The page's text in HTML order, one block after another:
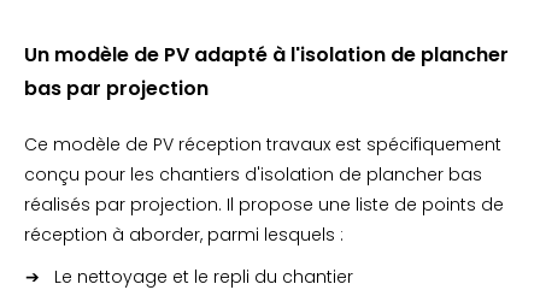
Un modèle de PV adapté à l'isolation de plancher
bas par projection
Ce modèle de PV réception travaux est spécifiquement
conçu pour les chantiers d'isolation de plancher bas
réalisés par projection. Il propose une liste de points de
réception à aborder, parmi lesquels :
Le nettoyage et le repli du chantier